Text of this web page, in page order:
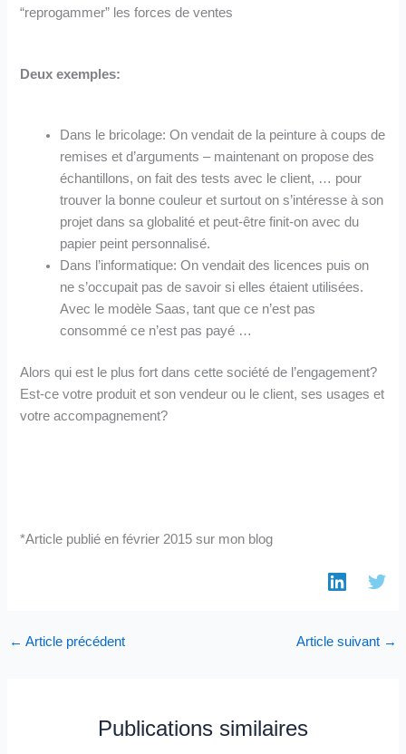
“reprogammer” les forces de ventes
Deux exemples:
Dans le bricolage: On vendait de la peinture à coups de
remises et d’arguments – maintenant on propose des
échantillons, on fait des tests avec le client, … pour
trouver la bonne couleur et surtout on s’intéresse à son
projet dans sa globalité et peut-être finit-on avec du
papier peint personnalisé.
Dans l’informatique: On vendait des licences puis on
ne s’occupait pas de savoir si elles étaient utilisées.
Avec le modèle Saas, tant que ce n’est pas
consommé ce n’est pas payé …
Alors qui est le plus fort dans cette société de l’engagement?
Est-ce votre produit et son vendeur ou le client, ses usages et
votre accompagnement?
*Article publié en février 2015 sur mon blog
← Article précédent Article suivant →
Publications similaires